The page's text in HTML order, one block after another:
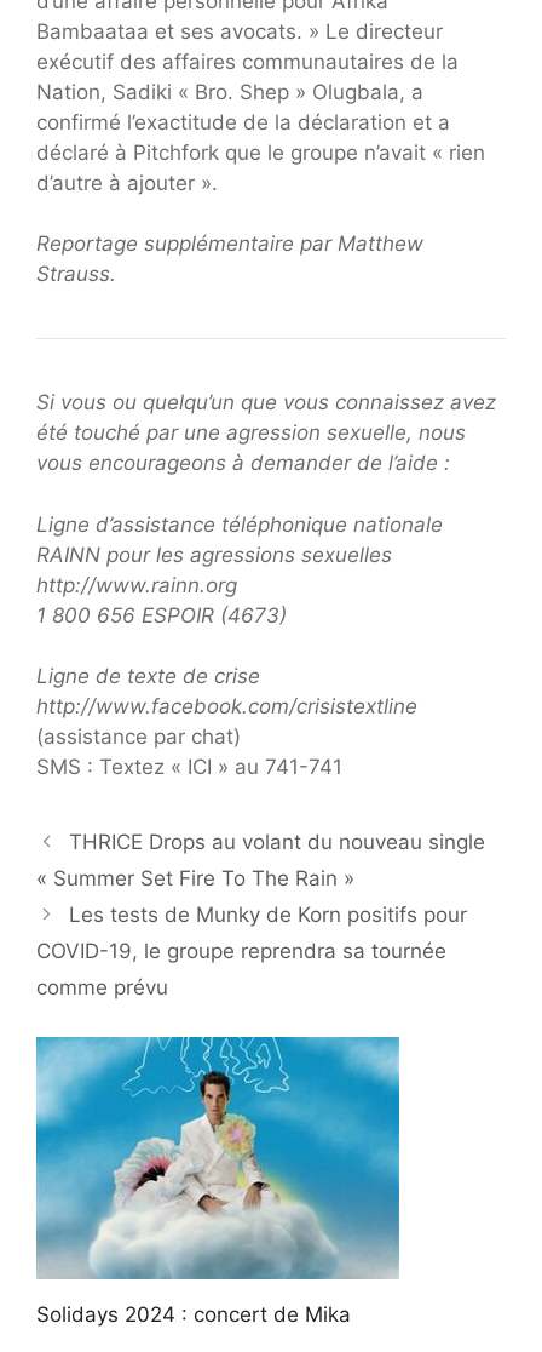
Bambaataa et ses avocats. » Le directeur
exécutif des affaires communautaires de la
Nation, Sadiki « Bro. Shep » Olugbala, a
confirmé l’exactitude de la déclaration et a
déclaré à Pitchfork que le groupe n’avait « rien
d’autre à ajouter ».
Reportage supplémentaire par Matthew
Strauss.
Si vous ou quelqu’un que vous connaissez avez
été touché par une agression sexuelle, nous
vous encourageons à demander de l’aide :
Ligne d’assistance téléphonique nationale
RAINN pour les agressions sexuelles
http://www.rainn.org
1 800 656 ESPOIR (4673)
Ligne de texte de crise
http://www.facebook.com/crisistextline
(assistance par chat)
SMS : Textez « ICI » au 741-741
THRICE Drops au volant du nouveau single
« Summer Set Fire To The Rain »
Les tests de Munky de Korn positifs pour
COVID-19, le groupe reprendra sa tournée
comme prévu
Solidays 2024 : concert de Mika